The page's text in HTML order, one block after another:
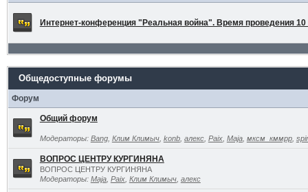
Интернет-конференция "Реальная война". Время проведения 10
Общедоступные форумы
Форум
Общий форум
Модераторы: Bang, Клим Климыч, konb, алекс, Paix, Maja, мксм_кммрр,
ВОПРОС ЦЕНТРУ КУРГИНЯНА
ВОПРОС ЦЕНТРУ КУРГИНЯНА
Модераторы: Maja, Paix, Клим Климыч, алекс